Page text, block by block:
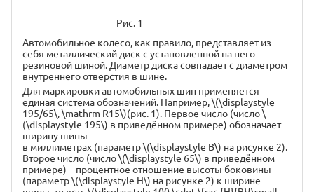
Рис. 1
Автомобильное колесо, как правило, представляет из
себя металлический диск с установленной на него
резиновой шиной. Диаметр диска совпадает с диаметром
внутреннего отверстия в шине.
Для маркировки автомобильных шин применяется
единая система обозначений. Например, \(\displaystyle
195/65\, \mathrm R15\)(рис. 1). Первое число (число \
(\displaystyle 195\) в приведённом примере) обозначает
ширину шины
в миллиметрах (параметр \(\displaystyle B\) на рисунке 2).
Второе число (число \(\displaystyle 65\) в приведённом
примере) – процентное отношение высоты боковины
(параметр \(\displaystyle H\) на рисунке 2) к ширине